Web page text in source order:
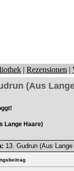
| Rezensionen |
(Aus
Lange Haare)
13. Gudrun (Aus Lange